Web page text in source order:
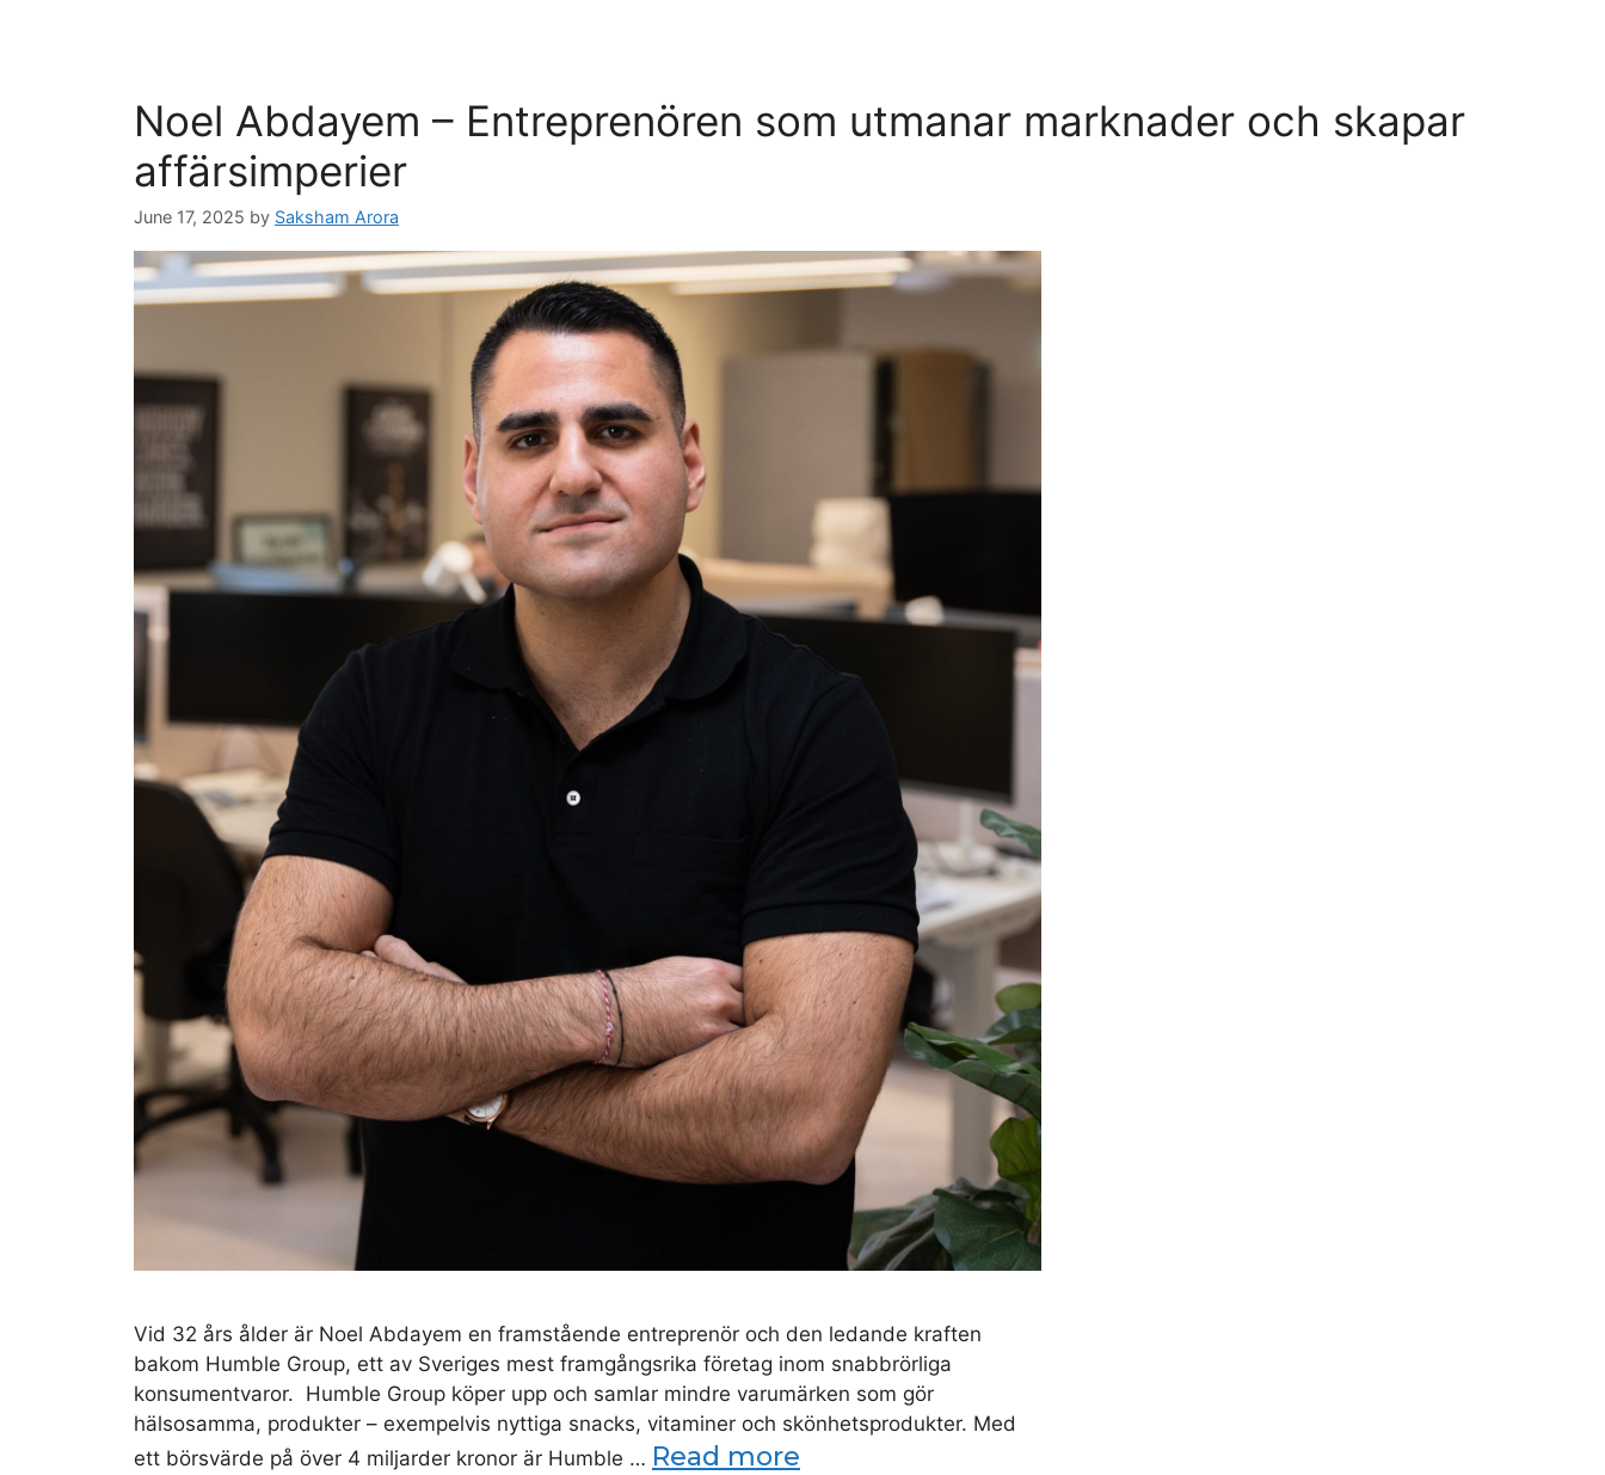
Noel Abdayem – Entreprenören som utmanar marknader och skapar
affärsimperier
June 17, 2025 by Saksham Arora
Vid 32 års ålder är Noel Abdayem en framstående entreprenör och den ledande kraften
bakom Humble Group, ett av Sveriges mest framgångsrika företag inom snabbrörliga
konsumentvaror. Humble Group köper upp och samlar mindre varumärken som gör
hälsosamma, produkter – exempelvis nyttiga snacks, vitaminer och skönhetsprodukter. Med
ett börsvärde på över 4 miljarder kronor är Humble … Read more